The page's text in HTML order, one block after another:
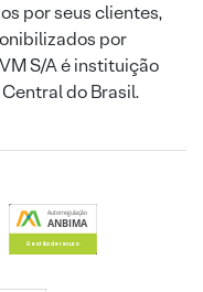
por seus clientes,
por
S/A é instituição
do Brasil.